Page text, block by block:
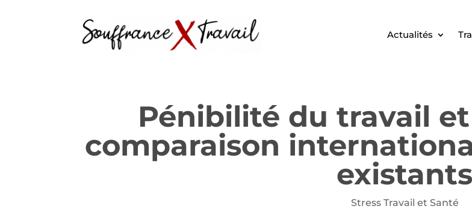
Actualités
Pénibilité du travail
comparaison
existants
Stress Travail et Santé